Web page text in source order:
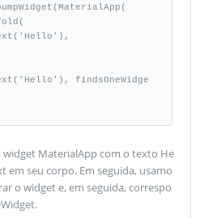
MaterialApp com o texto He
em seu corpo. Em seguida, usamo
o widget e, em seguida, correspo